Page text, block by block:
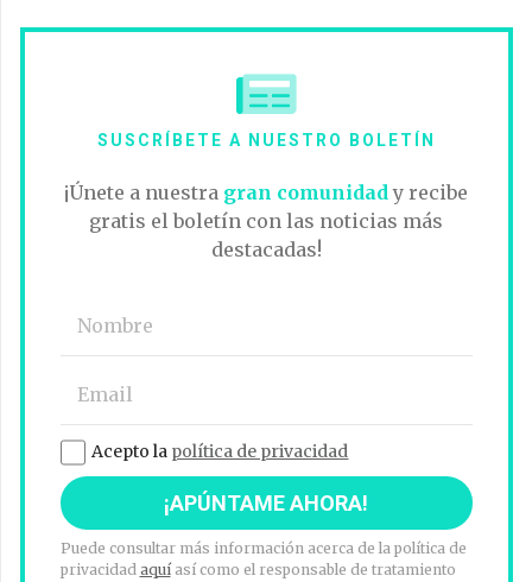
SUSCRÍBETE A NUESTRO BOLETÍN
¡Únete a nuestra gran comunidady recibe
gratis el boletín con las noticias más
destacadas!
Acepto la política de privacidad
Puede consultar más información acerca de la política de
privacidad aquíasí como el responsable de tratamiento